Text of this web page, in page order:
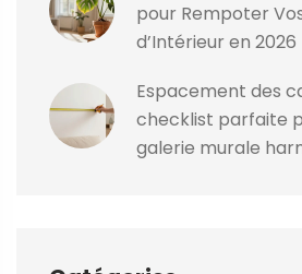
pour Rempoter
d’Intérieur en 2026
Espacement des
checklist parfaite
galerie murale